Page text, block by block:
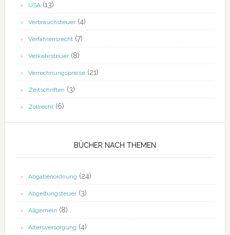
USA(13)
Verbrauchsteuer(4)
Verfahrensrecht(7)
Verkehrsteuer(8)
Verrechnungspreise(21)
Zeitschriften (3)
Zollrecht(6)
BÜCHER NACH THEMEN
Abgabenordnung (24)
Abgeltungsteuer(3)
Allgemein (8)
Altersversorgung (4)